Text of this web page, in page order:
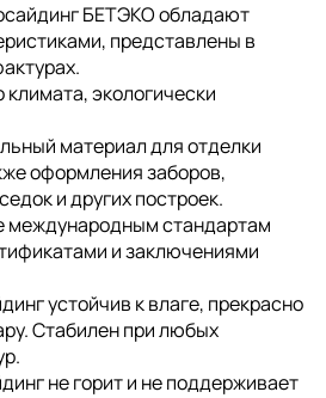
БЕТЭКО обладают
представлены в
экологически
материал для отделки
оформления заборов,
и других построек.
международным стандартам
и заключениями
устойчив к влаге, прекрасно
Стабилен при любых
не горит и не поддерживает